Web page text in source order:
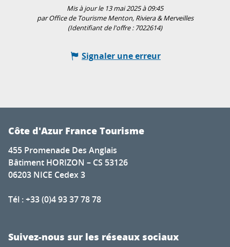
Mis à jour le 13 mai 2025 à 09:45
par Office de Tourisme Menton, Riviera & Merveilles
(Identifiant de l'offre : 7022614)
Signaler une erreur
Côte d'Azur France Tourisme
455 Promenade Des Anglais
Bâtiment HORIZON – CS 53126
06203 NICE Cedex 3
Tél : +33 (0)4 93 37 78 78
Suivez-nous sur les réseaux sociaux